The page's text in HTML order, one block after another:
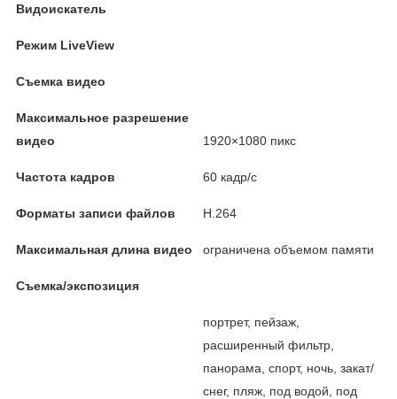
Видоискатель
Режим LiveView
Съемка видео
Максимальное разрешение
видео
1920×1080 пикс
Частота кадров 60 кадр/с
Форматы записи файлов H.264
Максимальная длина видео ограничена объемом памяти
Съемка/экспозиция
портрет, пейзаж,
расширенный фильтр,
панорама, спорт, ночь, закат/
снег, пляж, под водой, под